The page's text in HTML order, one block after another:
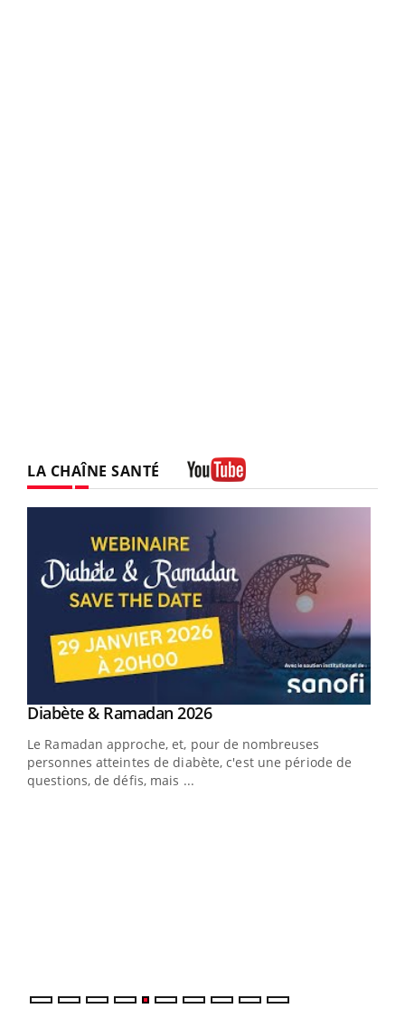
LA CHAÎNE SANTÉ
Youtube
Diabète & Ramadan 2026Youtube
Le Ramadan approche, et, pour de nombreuses
personnes atteintes de diabète, c'est une période de
questions, de défis, mais ...